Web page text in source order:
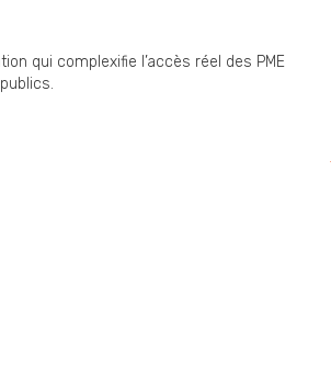
qui complexifie l’accès réel des PME